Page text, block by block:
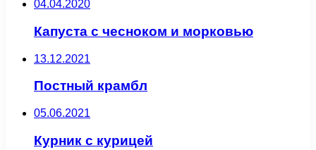
04.04.2020
Капуста с чесноком и морковью
13.12.2021
Постный крамбл
05.06.2021
Курник с курицей